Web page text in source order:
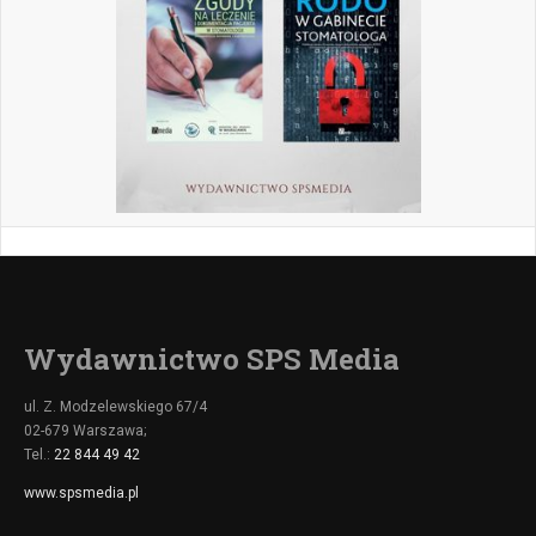
Wydawnictwo SPS Media
ul. Z. Modzelewskiego 67/4
02-679 Warszawa;
Tel.: 22 844 49 42
www.spsmedia.pl